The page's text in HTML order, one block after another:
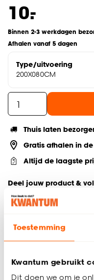
Toestemming
Kwantum gebruikt
Dit doen we om je
10.
-
Binnen 2-3 werkdagen
Afhalen vanaf 5 dagen
Type/uitvoering
200X080CM
Thuis laten
Gratis afhalen in
Altijd de laagste
Deel jouw product &
Geschikt voor 80x200